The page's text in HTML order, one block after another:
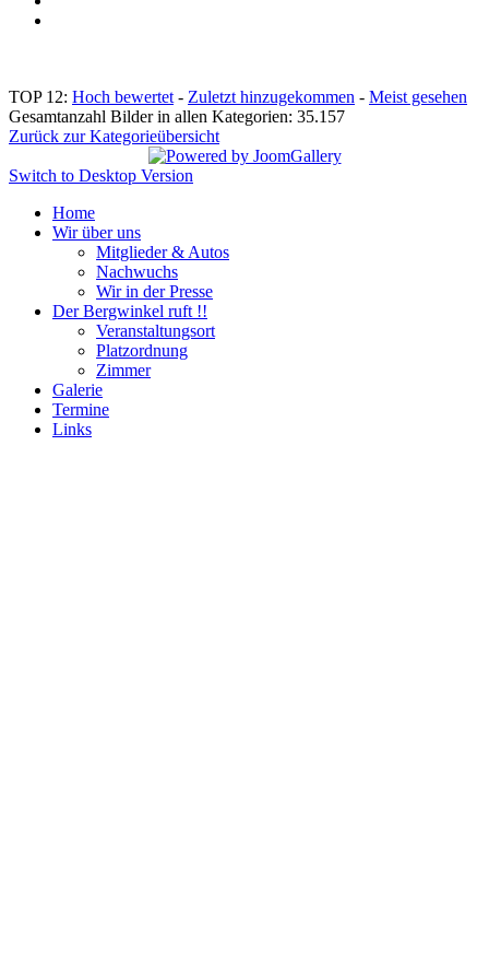
TOP 12: Hoch bewertet - Zuletzt hinzugekommen - Meist gesehen
Gesamtanzahl Bilder in allen Kategorien: 35.157
Zurück zur Kategorieübersicht
Switch to Desktop Version
Home
Wir über uns
Mitglieder & Autos
Nachwuchs
Wir in der Presse
Der Bergwinkel ruft !!
Veranstaltungsort
Platzordnung
Zimmer
Galerie
Termine
Links